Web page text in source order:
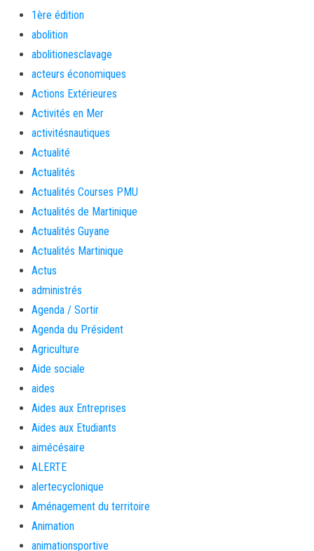
1ère édition
abolition
abolitionesclavage
acteurs économiques
Actions Extérieures
Activités en Mer
activitésnautiques
Actualité
Actualités
Actualités Courses PMU
Actualités de Martinique
Actualités Guyane
Actualités Martinique
Actus
administrés
Agenda / Sortir
Agenda du Président
Agriculture
Aide sociale
aides
Aides aux Entreprises
Aides aux Etudiants
aimécésaire
ALERTE
alertecyclonique
Aménagement du territoire
Animation
animationsportive